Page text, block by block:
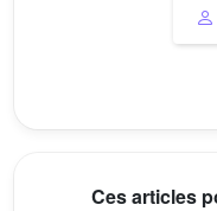
Ces articles